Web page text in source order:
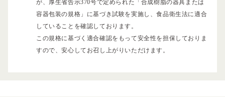
が、厚生省告示370号で定められた「合成樹脂の器具または
容器包装の規格」に基づき試験を実施し、食品衛生法に適合
していることを確認しております。
この規格に基づく適合確認をもって安全性を担保しておりま
すので、安心してお召し上がりいただけます。